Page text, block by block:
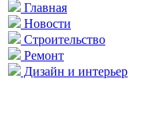
Главная
Новости
Строительство
Ремонт
Дизайн и интерьер